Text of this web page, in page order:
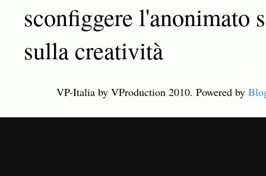
sconfiggere l'anonimato
sulla creatività
VP-Italia by VProduction 2010. Powered by